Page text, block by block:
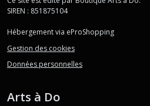
SIREN : 851875104
Hébergement via eProShopping
Gestion des cookies
Données personnelles
Arts à Do